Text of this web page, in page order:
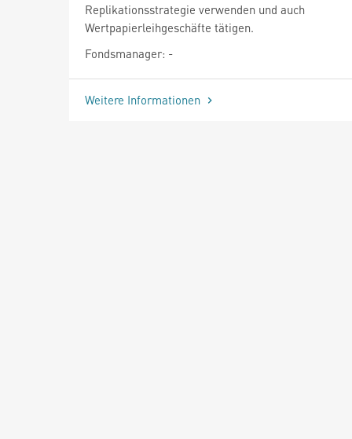
Replikationsstrategie verwenden und auch
Wertpapierleihgeschäfte tätigen.
Fondsmanager: -
Weitere Informationen